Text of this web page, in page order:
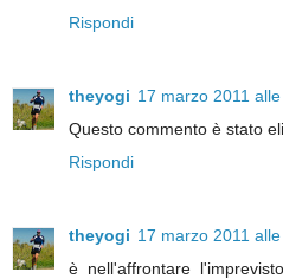
Rispondi
theyogi 17 marzo 2011
Questo commento è stato
Rispondi
theyogi 17 marzo 2011
è nell'affrontare